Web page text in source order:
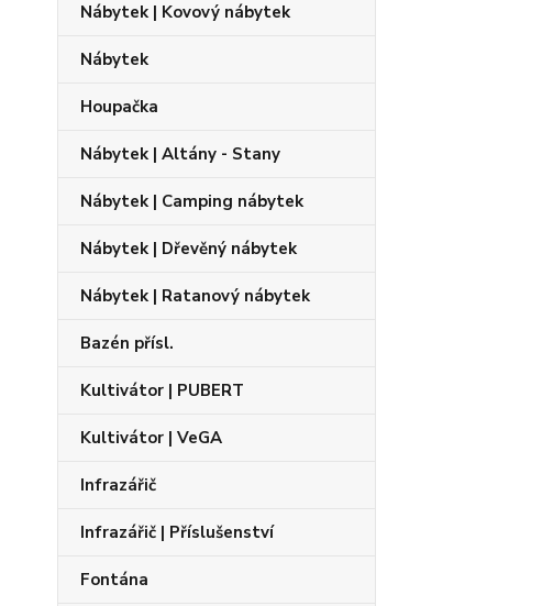
Nábytek | Kovový nábytek
Nábytek
Houpačka
Nábytek | Altány - Stany
Nábytek | Camping nábytek
Nábytek | Dřevěný nábytek
Nábytek | Ratanový nábytek
Bazén přísl.
Kultivátor | PUBERT
Kultivátor | VeGA
Infrazářič
Infrazářič | Příslušenství
Fontána